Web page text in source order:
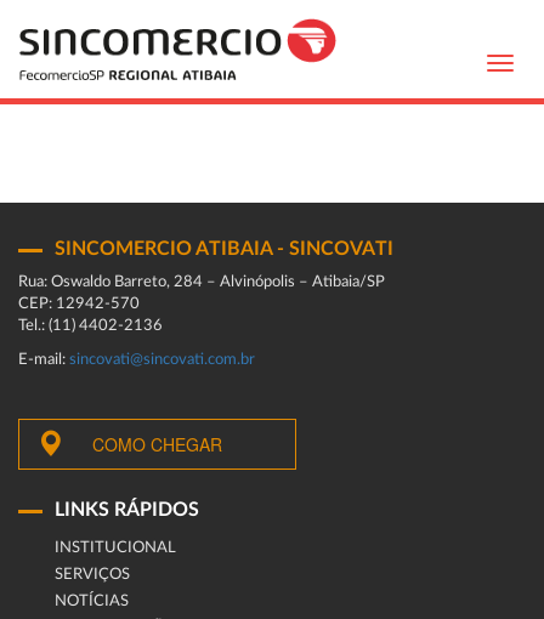
SINCOMERCIO ATIBAIA - SINCOVATI
Rua: Oswaldo Barreto, 284 – Alvinópolis – Atibaia/SP
CEP: 12942-570
Tel.: (11) 4402-2136
E-mail: sincovati@sincovati.com.br
COMO CHEGAR
LINKS RÁPIDOS
INSTITUCIONAL
SERVIÇOS
NOTÍCIAS